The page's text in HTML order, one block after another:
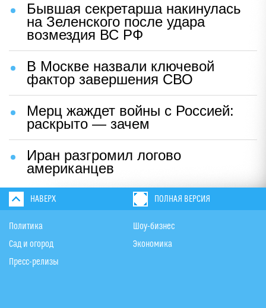
Бывшая секретарша накинулась
на Зеленского после удара
возмездия ВС РФ
В Москве назвали ключевой
фактор завершения СВО
Мерц жаждет войны с Россией:
раскрыто — зачем
Иран разгромил логово
американцев
НАВЕРХ ПОЛНАЯ ВЕРСИЯ
Политика
Сад и огород
Пресс-релизы
Шоу-бизнес
Экономика